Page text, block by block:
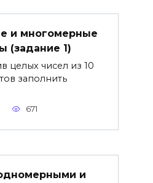
и многомерные
(задание 1)
целых чисел из 10
заполнить
671
и